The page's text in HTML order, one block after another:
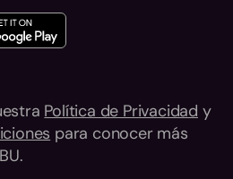
Política de Privacidad y
para conocer más